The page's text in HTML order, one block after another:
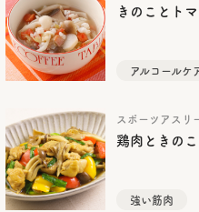
きのことト
アルコールケ
スポーツアスリ
鶏肉ときの
強い筋肉